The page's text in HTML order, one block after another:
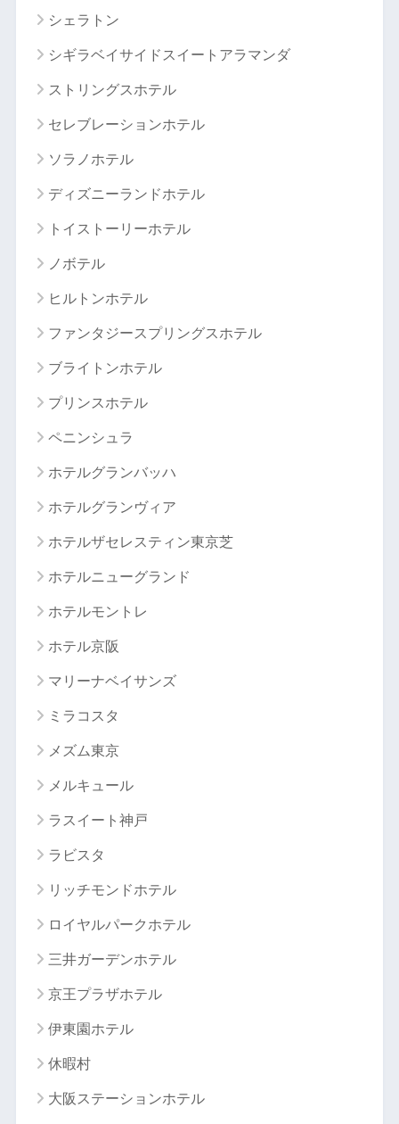
シェラトン
シギラベイサイドスイートアラマンダ
ストリングスホテル
セレブレーションホテル
ソラノホテル
ディズニーランドホテル
トイストーリーホテル
ノボテル
ヒルトンホテル
ファンタジースプリングスホテル
ブライトンホテル
プリンスホテル
ペニンシュラ
ホテルグランバッハ
ホテルグランヴィア
ホテルザセレスティン東京芝
ホテルニューグランド
ホテルモントレ
ホテル京阪
マリーナベイサンズ
ミラコスタ
メズム東京
メルキュール
ラスイート神戸
ラビスタ
リッチモンドホテル
ロイヤルパークホテル
三井ガーデンホテル
京王プラザホテル
伊東園ホテル
休暇村
大阪ステーションホテル